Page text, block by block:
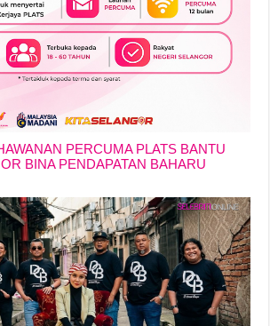
PERCUMA PLATS BANTU
BINA PENDAPATAN BAHARU